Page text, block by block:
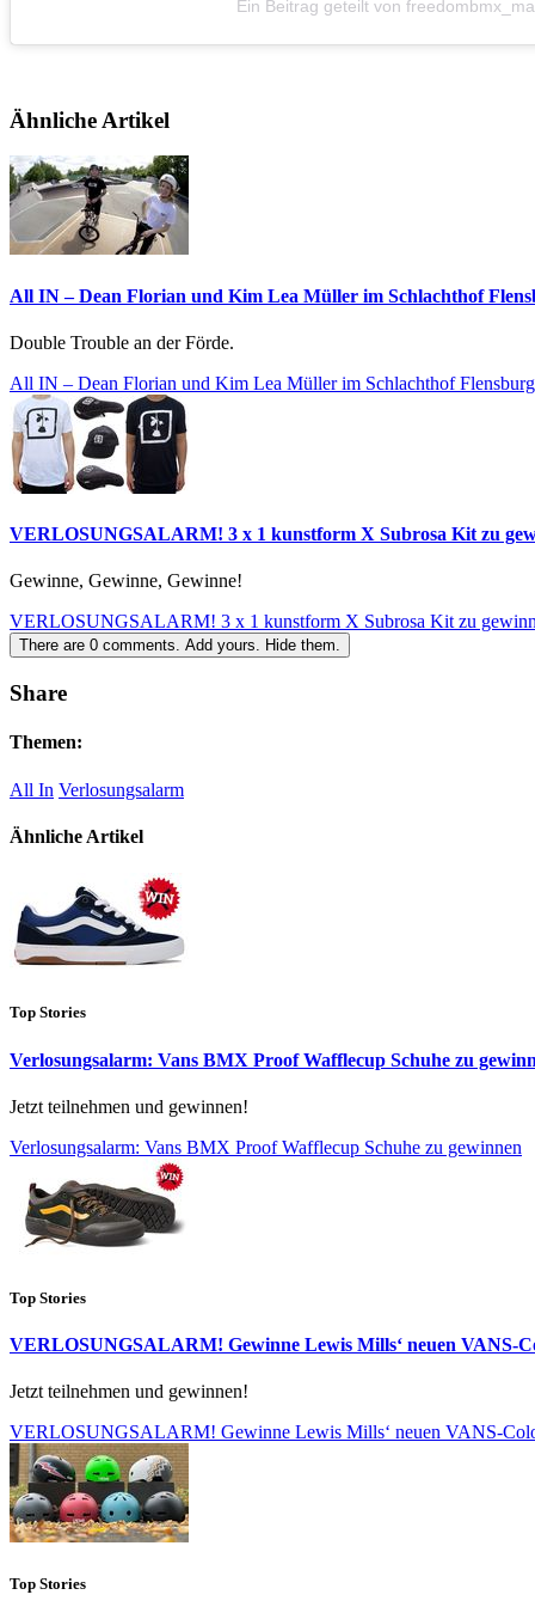
Ein Beitrag geteilt von
Ähnliche Artikel
All IN – Dean Florian und Kim Lea Müller im Schlachthof
Double Trouble an der Förde.
All IN – Dean Florian und Kim Lea Müller im Schlachthof Flensburg
VERLOSUNGSALARM! 3 x 1 kunstform X Subrosa Kit zu
Gewinne, Gewinne, Gewinne!
VERLOSUNGSALARM! 3 x 1 kunstform X Subrosa Kit zu
There are 0 comments. Add yours. Hide them.
Share
Themen:
All In Verlosungsalarm
Ähnliche Artikel
Top Stories
Verlosungsalarm: Vans BMX Proof Wafflecup Schuhe zu
Jetzt teilnehmen und gewinnen!
Verlosungsalarm: Vans BMX Proof Wafflecup Schuhe zu gewinnen
Top Stories
VERLOSUNGSALARM! Gewinne Lewis Mills‘ neuen VANS-
Jetzt teilnehmen und gewinnen!
VERLOSUNGSALARM! Gewinne Lewis Mills‘ neuen VANS-
Top Stories